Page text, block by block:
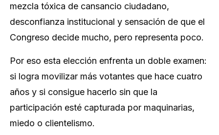
mezcla tóxica de cansancio ciudadano,
desconfianza institucional y sensación de que el
Congreso decide mucho, pero representa poco.
Por eso esta elección enfrenta un doble examen:
si logra movilizar más votantes que hace cuatro
años y si consigue hacerlo sin que la
participación esté capturada por maquinarias,
miedo o clientelismo.